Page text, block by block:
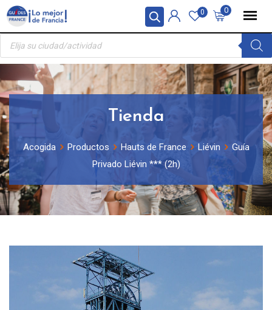
Panel de gestión de cookies
Skip
content
0
0
Búsqueda
productos
Tienda
Acogida Productos Hauts de France Liévin
Guía
Privado Liévin *** (2h)